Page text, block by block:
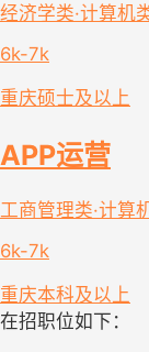
经济学类·计算机
6k-7k
重庆硕士及以上
APP运营
工商管理类·计算
6k-7k
重庆本科及以上
在招职位如下：